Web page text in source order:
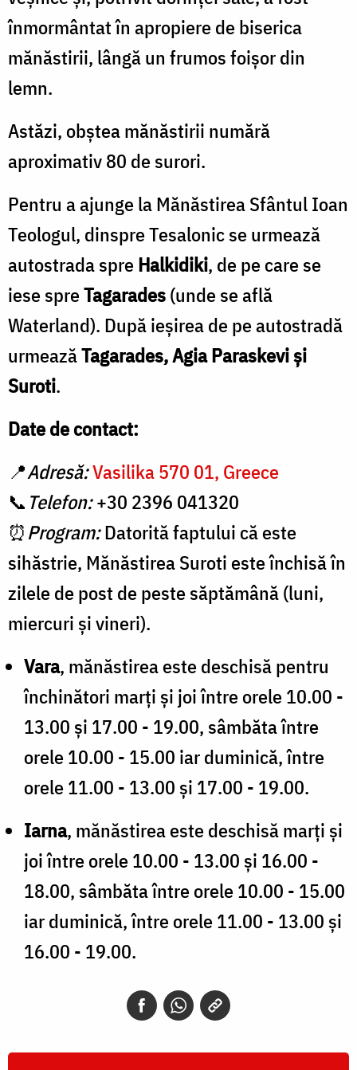
înmormântat în apropiere de biserica
mănăstirii, lângă un frumos foişor din
lemn.
Astăzi, obştea mănăstirii numără
aproximativ 80 de surori.
Pentru a ajunge la Mănăstirea Sfântul Ioan
Teologul, dinspre Tesalonic se urmează
autostrada spreHalkidiki, de pe care se
iese spreTagarades(unde se află
Waterland). După ieşirea de pe autostradă
urmeazăTagarades, Agia Paraskevi şi
Suroti.
Date de contact:
📍Adresă:Vasilika 570 01, Greece
📞 Telefon:+30 2396 041320
⏰Program:Datorită faptului că este
sihăstrie, Mănăstirea Suroti este închisă în
zilele de post de peste săptămână (luni,
miercuri şi vineri).
Vara, mănăstirea este deschisă pentru
închinători marţi şi joi între orele 10.00 -
13.00 şi 17.00 - 19.00, sâmbăta între
orele 10.00 - 15.00 iar duminică, între
orele 11.00 - 13.00 şi 17.00 - 19.00.
Iarna, mănăstirea este deschisă marţi şi
joi între orele 10.00 - 13.00 şi 16.00 -
18.00, sâmbăta între orele 10.00 - 15.00
iar duminică, între orele 11.00 - 13.00 şi
16.00 - 19.00.